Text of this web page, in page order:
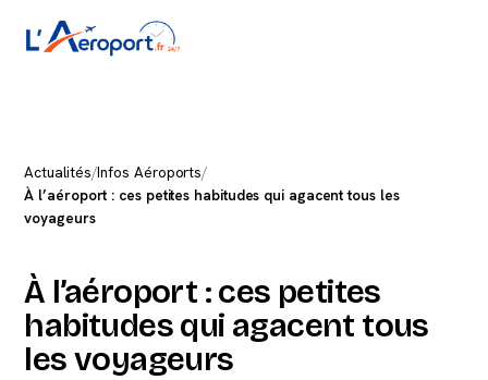
Actualités/Infos Aéroports/
À l’aéroport : ces petites habitudes qui agacent tous les
voyageurs
À l’aéroport : ces petites
habitudes qui agacent tous
les voyageurs